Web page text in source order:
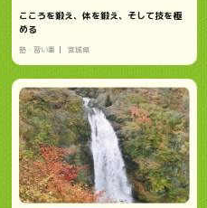
こころを鍛え、体を鍛え、そして技を極
める
塾・習い事 宮城県